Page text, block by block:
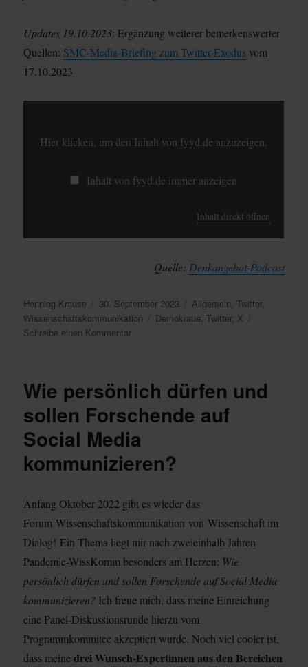
Updates 19.10.2023: Ergänzung weiterer bemerkenswerter
Quellen: SMC-Media-Briefing zum Twitter-Exodus vom
17.10.2023
INHALT
ANZEIGEN
Hier klicken, um den Inhalt von fyyd.de anzuzeigen.
Inhalt von fyyd.de immer anzeigen
Inhalt direkt öffnen
Quelle: Denkangebot-Podcast
Autor
Henning Krause
Veröffentlicht
am
30. September 2023 Kategorien
Allgemein,Twitter,
Wissenschaftskommunikation
Schlagwörter
Demokratie,Twitter, X
Schreibe einen Kommentarzu
–
X
Wie persönlich dürfen und
sollen Forschende auf
Social Media
kommunizieren?
Anfang Oktober 2022 gibt es wieder das
Forum Wissenschaftskommunikation von Wissenschaft im
Dialog! Ein Thema liegt mir nach zweieinhalb Jahren
Pandemie-WissKomm besonders am Herzen: Wie
persönlich dürfen und sollen Forschende auf Social Media
kommunizieren? Ich freue mich, dass meine Einreichung
eine Panel-Diskussionsrunde hierzu vom
Programmkommitee akzeptiert wurde. Noch viel cooler ist,
dass meinedrei Wunsch-Expertinnen aus den Bereichen